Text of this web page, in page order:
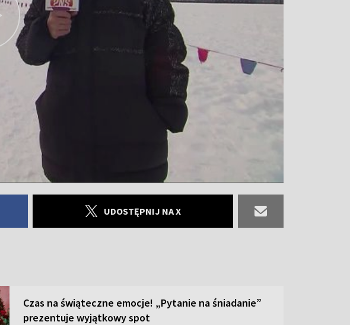
UDOSTĘPNIJ NA X
Czas na świąteczne emocje! „Pytanie na śniadanie”
prezentuje wyjątkowy spot